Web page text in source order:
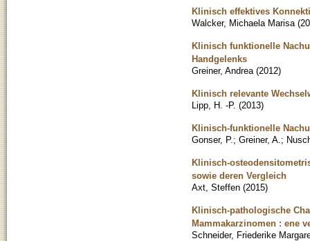
Klinisch effektives
Walcker, Michaela Marisa (
Klinisch funktionelle
Handgelenks
Greiner, Andrea (2012)
Klinisch relevante
Lipp, H. -P. (2013)
Klinisch-funktionelle
Gonser, P. ; Greiner, A. ;
Klinisch-
sowie deren Vergleich
Axt, Steffen (2015)
Klinisch-pathologische
Mammakarzinomen : ene
Schneider, Friederike